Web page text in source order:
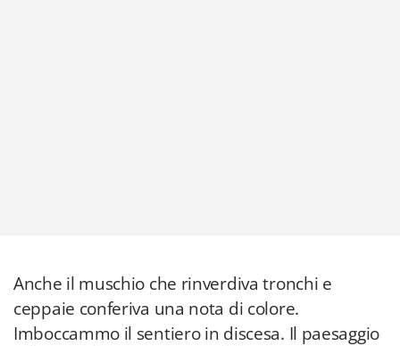
Anche il muschio che rinverdiva tronchi e
ceppaie conferiva una nota di colore.
Imboccammo il sentiero in discesa. Il paesaggio